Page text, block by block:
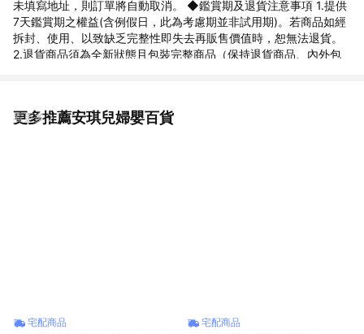
未填寫地址，則訂單將自動取消。 ◆鑑賞期及退貨注意事項 1.提供
7天鑑賞期之權益(含例假日，此為考慮期並非試用期)。若商品如經
拆封、使用、以致缺乏完整性即失去再販售價值時，恕無法退貨。
2.退貨商品須為全新狀態且包裝完整商品（保持退貨商品、內外包
裝上黏貼紙張或書寫文字，來做寄送。若原盒內所有物品有損壞或
更多推薦安琪兒婦嬰百貨
看更多
宅配商品 宅配商品